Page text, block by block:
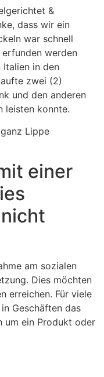
&
dass wir ein
war schnell
werden
Italien in den
zwei (2)
und den anderen
leisten konnte.
Lippe
einer
am sozialen
Dies möchten
erreichen. Für viele
Geschäften das
um ein Produkt oder